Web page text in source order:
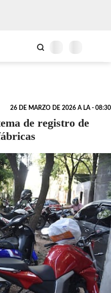
26 DE MARZO DE 2026 A LA - 08:30
de registro de